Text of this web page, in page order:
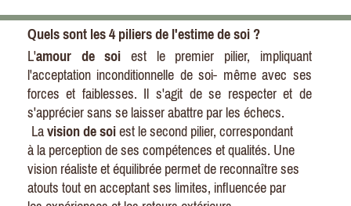
Quels sont les 4 piliers de l'estime de soi ?
L'amour de soi est le premier pilier, impliquant
l'acceptation inconditionnelle de soi- même avec ses
forces et faiblesses. Il s'agit de se respecter et de
s'apprécier sans se laisser abattre par les échecs.
Lavision de soiest le second pilier, correspondant
à la perception desescompétences et qualités. Une
vision réaliste et équilibrée permet de reconnaîtreses
atouts tout en acceptantseslimites, influencée par